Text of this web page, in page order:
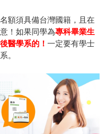
額須具備台灣國籍，且在
！如果同學為專科畢業生
醫學系的！一定要有學士
。